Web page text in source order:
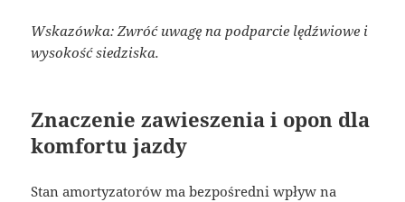
Wskazówka: Zwróć uwagę na podparcie lędźwiowe i
wysokość siedziska.
Znaczenie zawieszenia i opon dla
komfortu jazdy
Stan amortyzatorów ma bezpośredni wpływ na